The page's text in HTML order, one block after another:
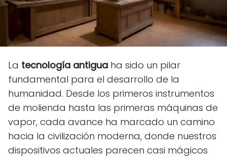
La tecnología antigua ha sido un pilar
fundamental para el desarrollo de la
humanidad. Desde los primeros instrumentos
de molienda hasta las primeras máquinas de
vapor, cada avance ha marcado un camino
hacia la civilización moderna, donde nuestros
dispositivos actuales parecen casi mágicos